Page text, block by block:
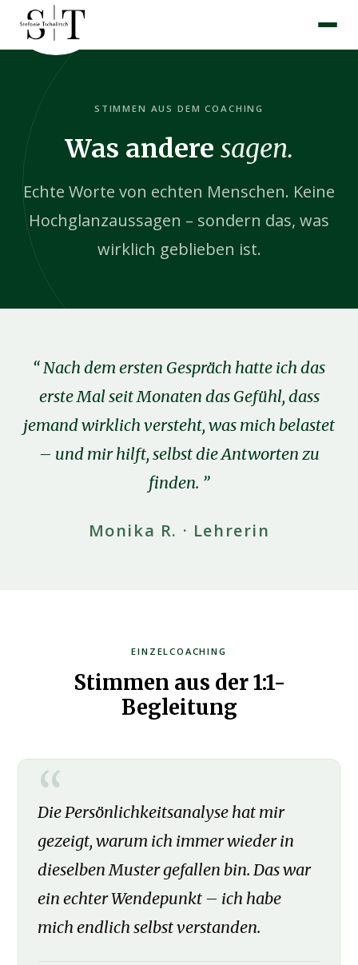
Zum
Inhalt
STIMMEN AUS DEM COACHING
Was andere sagen.
Echte Worte von echten Menschen. Keine
Hochglanzaussagen – sondern das, was
wirklich geblieben ist.
Nach dem ersten Gespräch hatte ich das
erste Mal seit Monaten das Gefühl, dass
jemand wirklich versteht, was mich belastet
– und mir hilft, selbst die Antworten zu
finden.
Monika R. · Lehrerin
EINZELCOACHING
Stimmen aus der 1:1-
Begleitung
Die Persönlichkeitsanalyse hat mir
gezeigt, warum ich immer wieder in
dieselben Muster gefallen bin. Das war
ein echter Wendepunkt – ich habe
mich endlich selbst verstanden.